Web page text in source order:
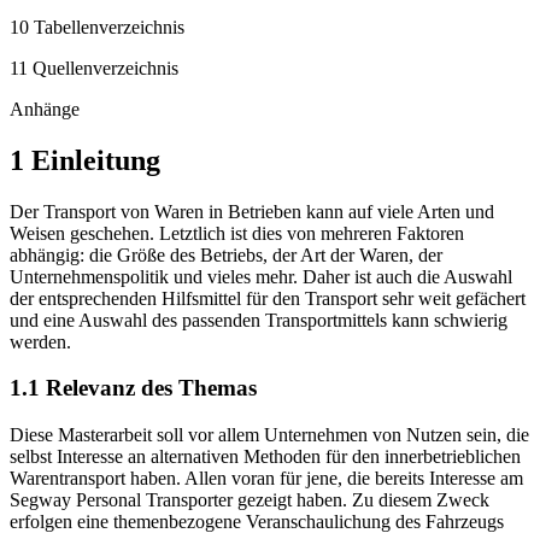
9 Abbildungsverzeichnis
10 Tabellenverzeichnis
11 Quellenverzeichnis
Anhänge
1 Einleitung
Der Transport von Waren in Betrieben kann auf viele Arten und
Weisen geschehen. Letztlich ist dies von mehreren Faktoren
abhängig: die Größe des Betriebs, der Art der Waren, der
Unternehmenspolitik und vieles mehr. Daher ist auch die Auswahl
der entsprechenden Hilfsmittel für den Transport sehr weit gefächert
werden.
1.1 Relevanz des Themas
Diese Masterarbeit soll vor allem Unternehmen von Nutzen sein, die
selbst Interesse an alternativen Methoden für den innerbetrieblichen
Warentransport haben. Allen voran für jene, die bereits Interesse am